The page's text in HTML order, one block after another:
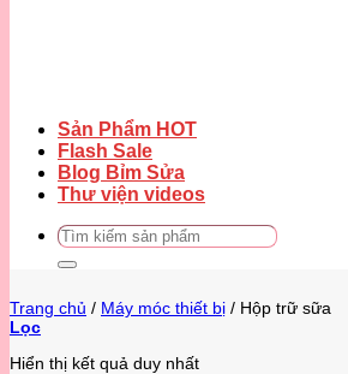
Sản Phẩm HOT
Flash Sale
Blog Bỉm Sửa
Thư viện videos
Tìm
Trang chủ / Máy móc thiết bị / Hộp trữ sữa
Lọc
Hiển thị kết quả duy nhất